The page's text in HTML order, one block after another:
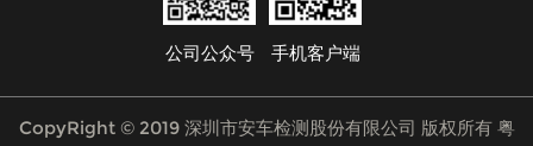
公司公众号 手机客户端
CopyRight © 2019 深圳市安车检测股份有限公司 版权所有 粤